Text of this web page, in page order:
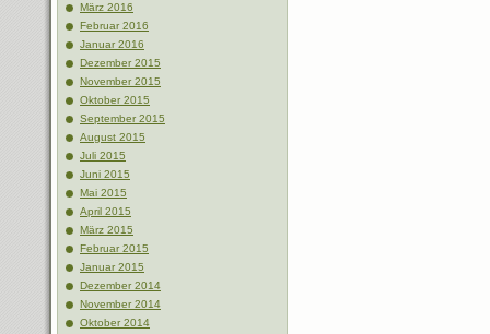
März 2016
Februar 2016
Januar 2016
Dezember 2015
November 2015
Oktober 2015
September 2015
August 2015
Juli 2015
Juni 2015
Mai 2015
April 2015
März 2015
Februar 2015
Januar 2015
Dezember 2014
November 2014
Oktober 2014